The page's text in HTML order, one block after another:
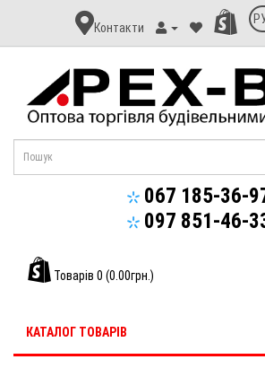
Контакт
Апекс-
Контакти
067 185-36-
097 851-46-
Товарів 0 (0.00грн.)
КАТАЛОГ ТОВАРІВ